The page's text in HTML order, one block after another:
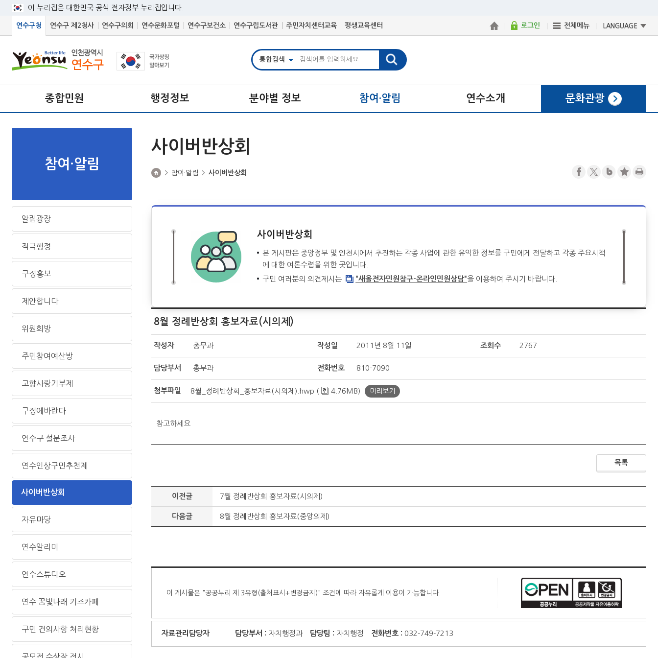
이 누리집은 대한민국 공식 전자정부 누리집입니다.
연수구청 연수구 제2청사 연수구의회 연수문화포털 연수구보건소 연수구립도서관 주민자치센터교육 평생교육센터 로그인 전체메뉴 LANGUAGE
종합민원 행정정보 분야별 정보 참여·알림 연수소개 문화관광
참여·알림
알림광장
적극행정
구정홍보
제안합니다
위원회방
주민참여예산방
고향사랑기부제
구정에바란다
연수구 설문조사
연수인상구민추천제
사이버반상회
자유마당
연수알리미
연수스튜디오
연수 꿈빛나래 키즈카페
구민 건의사항 처리현황
사이버반상회
참여·알림 사이버반상회
사이버반상회
본 게시판은 중앙정부 및 인천시에서 추진하는 각종 사업에 관한 유익한 정보를 구민에게 전달하고 각종 주요시책
에 대한 여론수렴을 위한 곳입니다.
구민 여러분의 의견제시는
"새올전자민원창구-온라인민원상담"을 이용하여 주시기 바랍니다.
8월 정례반상회 홍보자료(시의제)
작성자 총무과 작성일 2011년 8월 11일 조회수 2767
담당부서 총무과 전화번호 810-7090
첨부파일 8월_정례반상회_홍보자료(시의제).hwp ( 4.76MB) 미리보기
참고하세요
목록
이전글 7월 정례반상회 홍보자료(시의제)
다음글 8월 정례반상회 홍보자료(중앙의제)
이 게시물은 "공공누리 제 3유형(출처표시+변경금지)" 조건에 따라 자유롭게 이용이 가능합니다.
자료관리담당자 담당부서 : 자치행정과 담당팀 : 자치행정 전화번호 : 032-749-7213